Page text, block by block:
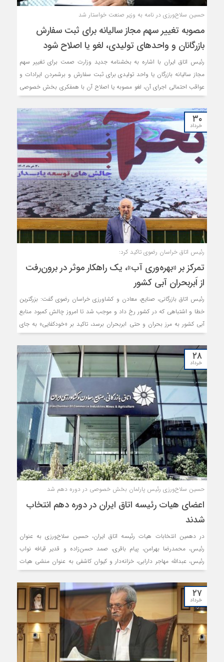
حسین سلاح‌ورزی در نامه به وزیر صنعت خواستار شد
مصوبه تغییر سهم مجاز سالیانه برای ثبت سفارش
بازرگانان و واحدهای تولیدی، لغو یا اصلاح شود
رئیس اتاق ایران با اشاره به بخشنامه جدید وزارت صمت برای تغییر سهم
مجاز سالیانه بازرگان یا واحد تولیدی برای ثبت سفارش و برشمردن ایرادات و
عواقب احتمالی اجرای آن، لغو مصوبه یا اصلاح آن با همفکری بخش خصوصی
را خواستار شد.
۳۰
خرداد
رئیس اتاق خراسان رضوی تاکید کرد:
تمرکز بر «بهره‌وری آب»، یک راهکار موثر در برون‌رفت
از اَبر‌بحران آبی کشور
رئیس اتاق بازرگانی، صنایع، معادن و کشاورزی خراسان رضوی گفت: بزرگترین
خطا و اشتباهی که در کشور رخ داد و موجب شد تا امروز چالش کمبود منابع
آبی کشور به مرز بحران و حتی ابربحران برسد، تاکید بر «خودکفایی» به جای
توجه «بهره‌وری» بوده است و امروز اگر در روند سیاستگذاری‌های اجرایی،
بهره‌وری اولویت قرار بگیرد؛ شاید بتوان به برون‌رفت از این ابربحران، امیدوار
بود.
۲۸
خرداد
حسین سلاح‌ورزی رئیس پارلمان بخش خصوصی در دوره دهم شد
اعضای هیات رئیسه اتاق ایران در دوره دهم انتخاب
شدند
در دهمین انتخابات هیات رئیسه اتاق ایران، حسین سلاح‌ورزی به عنوان
رئیس، محمدرضا بهرامن، پیام باقری، صمد حسن‌زا‌ده و قدیر قیافه نواب
رئیس، عبدالله مهاجر دارابی، خزانه‌دار و کیوان کاشفی به عنوان منشی هیات
۲۷
خرداد